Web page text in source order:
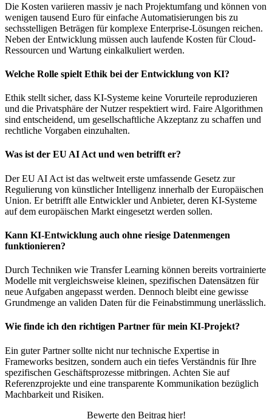
Die Kosten variieren massiv je nach Projektumfang und können von
wenigen tausend Euro für einfache Automatisierungen bis zu
sechsstelligen Beträgen für komplexe Enterprise-Lösungen reichen.
Neben der Entwicklung müssen auch laufende Kosten für Cloud-
Ressourcen und Wartung einkalkuliert werden.
Welche Rolle spielt Ethik bei der Entwicklung von KI?
Ethik stellt sicher, dass KI-Systeme keine Vorurteile reproduzieren
und die Privatsphäre der Nutzer respektiert wird. Faire Algorithmen
sind entscheidend, um gesellschaftliche Akzeptanz zu schaffen und
rechtliche Vorgaben einzuhalten.
Was ist der EU AI Act und wen betrifft er?
Der EU AI Act ist das weltweit erste umfassende Gesetz zur
Regulierung von künstlicher Intelligenz innerhalb der Europäischen
Union. Er betrifft alle Entwickler und Anbieter, deren KI-Systeme
auf dem europäischen Markt eingesetzt werden sollen.
Kann KI-Entwicklung auch ohne riesige Datenmengen
funktionieren?
Durch Techniken wie Transfer Learning können bereits vortrainierte
Modelle mit vergleichsweise kleinen, spezifischen Datensätzen für
neue Aufgaben angepasst werden. Dennoch bleibt eine gewisse
Grundmenge an validen Daten für die Feinabstimmung unerlässlich.
Wie finde ich den richtigen Partner für mein KI-Projekt?
Ein guter Partner sollte nicht nur technische Expertise in
Frameworks besitzen, sondern auch ein tiefes Verständnis für Ihre
spezifischen Geschäftsprozesse mitbringen. Achten Sie auf
Referenzprojekte und eine transparente Kommunikation bezüglich
Machbarkeit und Risiken.
Bewerte den Beitrag hier!